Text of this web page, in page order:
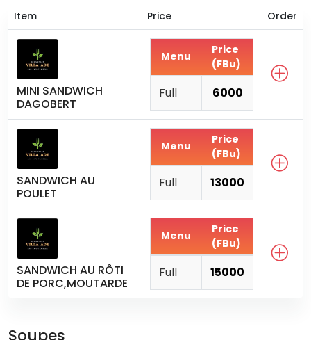
Item Price Order
MINI SANDWICH
DAGOBERT
Menu
Price
(FBu)
Full 6000
SANDWICH AU
POULET
Menu
Price
(FBu)
Full 13000
SANDWICH AU RÔTI
DE PORC,MOUTARDE
Menu
Price
(FBu)
Full 15000
Soupes